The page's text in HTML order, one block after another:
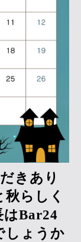
きあり
らしく
Bar24
しょうか